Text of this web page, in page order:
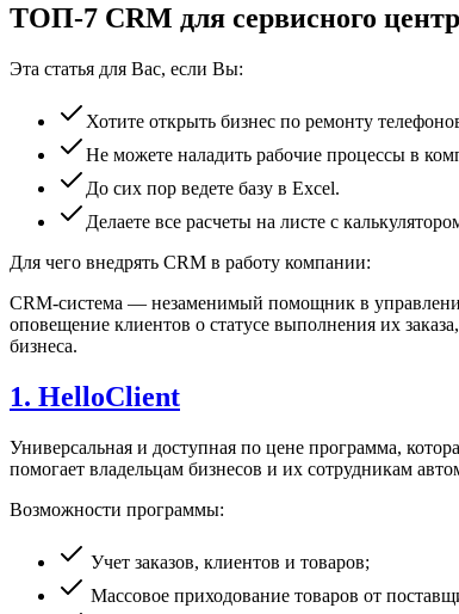
ТОП-7 CRM для сервисного
Эта статья для Вас, если Вы:
Хотите открыть бизнес по ремонту
Не можете наладить рабочие процессы в
До сих пор ведете базу в Excel.
Делаете все расчеты на листе с
Для чего внедрять CRM в работу компании:
CRM-система — незаменимый помощник в
оповещение клиентов о статусе выполнения их
бизнеса.
1. HelloClient
Универсальная и доступная по цене программа,
помогает владельцам бизнесов и их сотрудникам
Возможности программы:
Учет заказов, клиентов и товаров;
Массовое приходование товаров от